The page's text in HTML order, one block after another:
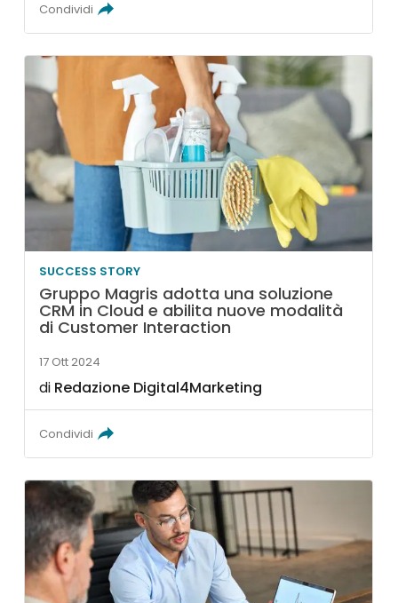
Condividi
SUCCESS STORY
Gruppo Magris adotta una soluzione
CRM in Cloud e abilita nuove modalità
di Customer Interaction
17 Ott 2024
di Redazione Digital4Marketing
Condividi